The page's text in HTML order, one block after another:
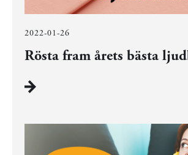
2022-01-26
Rösta fram årets bästa